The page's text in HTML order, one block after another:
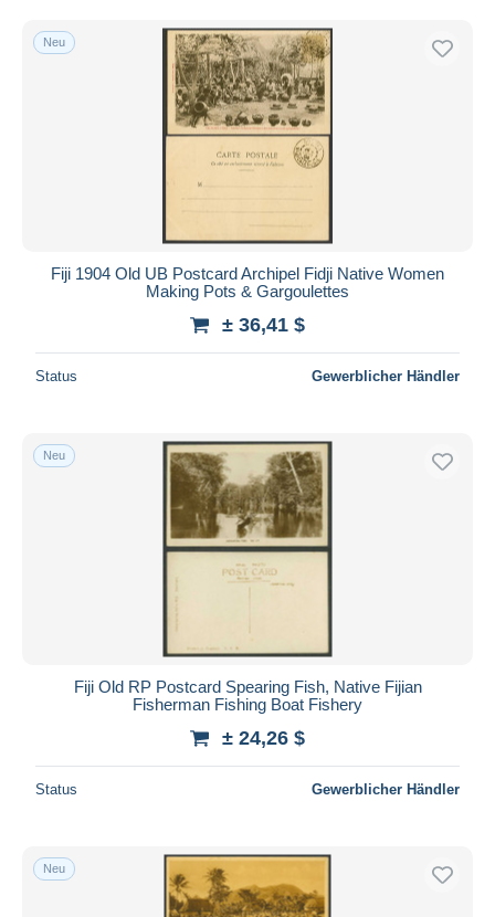
Neu
Fiji 1904 Old UB Postcard Archipel Fidji Native Women
Making Pots & Gargoulettes
± 36,41 $
Status Gewerblicher Händler
Neu
Fiji Old RP Postcard Spearing Fish, Native Fijian
Fisherman Fishing Boat Fishery
± 24,26 $
Status Gewerblicher Händler
Neu